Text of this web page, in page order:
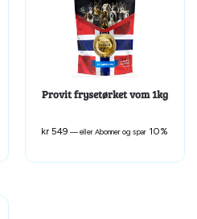
Provit frysetørket vom 1kg
kr549 —eller Abonner og spar 10%